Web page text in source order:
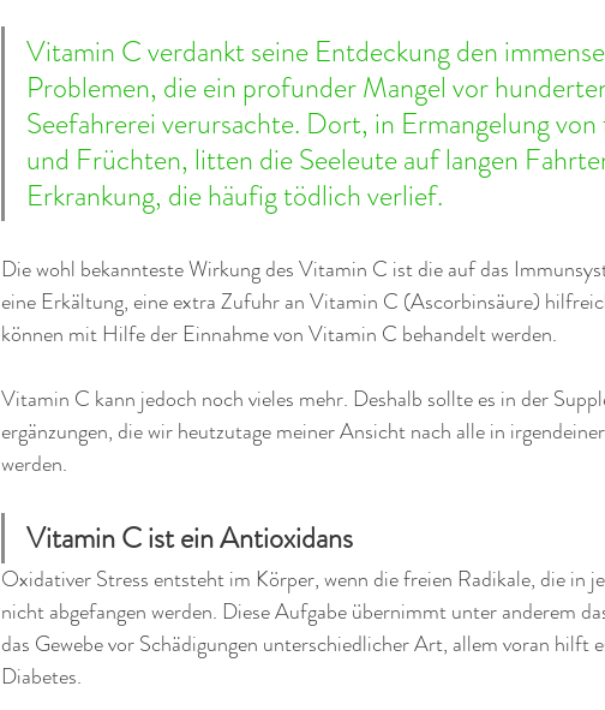
Vitamin C verdankt seine Entdeckung den
Problemen, die ein profunder Mangel vor
Seefahrerei verursachte. Dort, in Ermangelung
und Früchten, litten die Seeleute auf langen
Erkrankung, die häufig tödlich verlief.
Die wohl bekannteste Wirkung des Vitamin C ist die auf das
eine Erkältung, eine extra Zufuhr an Vitamin C (Ascorbinsäure)
können mit Hilfe der Einnahme von Vitamin C behandelt werden.
Vitamin C kann jedoch noch vieles mehr. Deshalb sollte es in der
ergänzungen, die wir heutzutage meiner Ansicht nach alle in
werden.
Vitamin C ist ein Antioxidans
Oxidativer Stress entsteht im Körper, wenn die freien Radikale, die in
nicht abgefangen werden. Diese Aufgabe übernimmt unter anderem
das Gewebe vor Schädigungen unterschiedlicher Art, allem voran hilft
Diabetes.